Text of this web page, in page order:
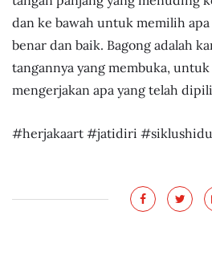
dan ke bawah untuk memilih
benar dan baik. Bagong adalah
tangannya yang membuka,
mengerjakan apa yang telah
#herjakaart #jatidiri